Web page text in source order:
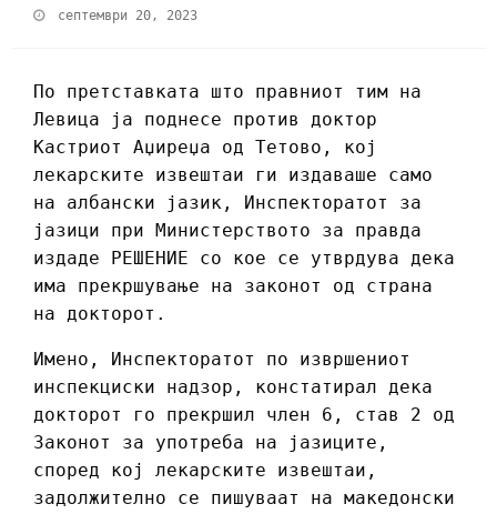
септември 20, 2023
По претставката што правниот тим на
Левица ја поднесе против доктор
Кастриот Аџиреџа од Тетово, кој
лекарските извештаи ги издаваше само
на албански јазик, Инспекторатот за
јазици при Министерството за правда
издаде РЕШЕНИЕ со кое се утврдува дека
има прекршување на законот од страна
на докторот.
Имено, Инспекторатот по извршениот
инспекциски надзор, констатирал дека
докторот го прекршил член 6, став 2 од
Законот за употреба на јазиците,
според кој лекарските извештаи,
задолжително се пишуваат на македонски